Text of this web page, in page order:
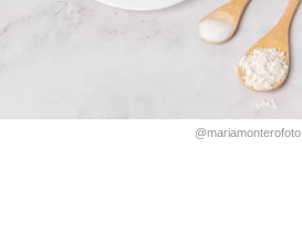
@mariamonterofoto